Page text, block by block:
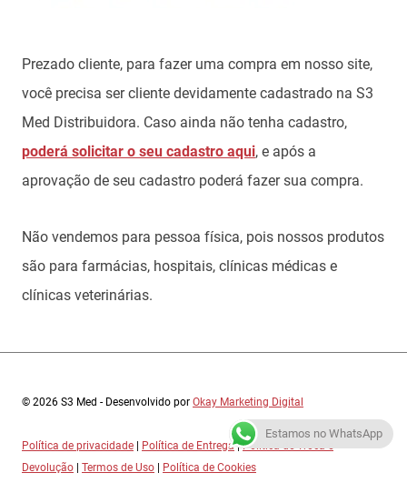
Prezado cliente, para fazer uma compra em nosso site,
você precisa ser cliente devidamente cadastrado na S3
Med Distribuidora. Caso ainda não tenha cadastro,
poderá solicitar o seu cadastro aqui, e após a
aprovação de seu cadastro poderá fazer sua compra.
Não vendemos para pessoa física, pois nossos produtos
são para farmácias, hospitais, clínicas médicas e
clínicas veterinárias.
© 2026 S3 Med - Desenvolvido por Okay Marketing Digital
Política de privacidade Política de Entrega|Política de Troca e
Devolução
Termos de Uso Política de Cookies
Estamos no WhatsApp